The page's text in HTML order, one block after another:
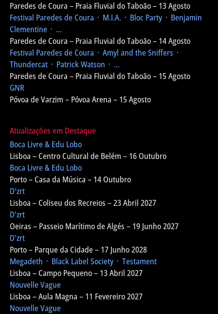
Paredes de Coura – Praia Fluvial do Taboão – 13 Agosto
Festival Paredes de Coura ᛫ M.I.A. ᛫ Bloc Party ᛫ Benjamin
Clementine ᛫ ...
Paredes de Coura – Praia Fluvial do Taboão – 14 Agosto
Festival Paredes de Coura ᛫ Amyl and the Sniffers ᛫
Thundercat ᛫ Patrick Watson ᛫ ...
Paredes de Coura – Praia Fluvial do Taboão – 15 Agosto
GNR
Póvoa de Varzim – Póvoa Arena – 15 Agosto
Atualizações em Destaque
Boca Livre & Edu Lobo
Lisboa – Centro Cultural de Belém – 16 Outubro
Boca Livre & Edu Lobo
Porto – Casa da Música – 14 Outubro
D'zrt
Lisboa – Coliseu dos Recreios – 23 Abril 2027
D'zrt
Oeiras – Passeio Marítimo de Algés – 19 Junho 2027
D'zrt
Porto – Parque da Cidade – 17 Junho 2028
Megadeth ᛫ Black Label Society ᛫ Testament
Lisboa – Campo Pequeno – 13 Abril 2027
Nouvelle Vague
Lisboa – Aula Magna – 11 Fevereiro 2027
Nouvelle Vague